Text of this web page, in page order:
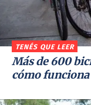
TENÉS QUE LEER
Más de 600
cómo